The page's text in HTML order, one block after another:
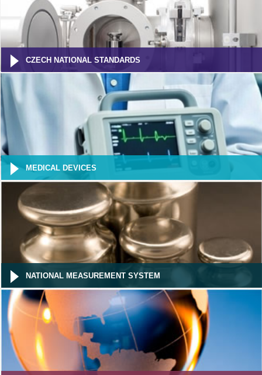
CZECH NATIONAL STANDARDS
MEDICAL DEVICES
NATIONAL MEASUREMENT SYSTEM